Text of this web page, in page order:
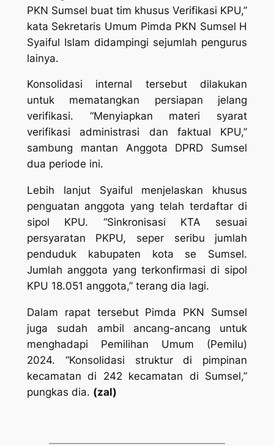
PKN Sumsel buat tim khusus Verifikasi KPU,”
kata Sekretaris Umum Pimda PKN Sumsel H
Syaiful Islam didampingi sejumlah pengurus
lainya.
Konsolidasi internal tersebut dilakukan
untuk mematangkan persiapan jelang
verifikasi. “Menyiapkan materi syarat
verifikasi administrasi dan faktual KPU,”
sambung mantan Anggota DPRD Sumsel
dua periode ini.
Lebih lanjut Syaiful menjelaskan khusus
penguatan anggota yang telah terdaftar di
sipol KPU. “Sinkronisasi KTA sesuai
persyaratan PKPU, seper seribu jumlah
penduduk kabupaten kota se Sumsel.
Jumlah anggota yang terkonfirmasi di sipol
KPU 18.051 anggota,” terang dia lagi.
Dalam rapat tersebut Pimda PKN Sumsel
juga sudah ambil ancang-ancang untuk
menghadapi Pemilihan Umum (Pemilu)
2024. “Konsolidasi struktur di pimpinan
kecamatan di 242 kecamatan di Sumsel,”
pungkas dia. (zal)